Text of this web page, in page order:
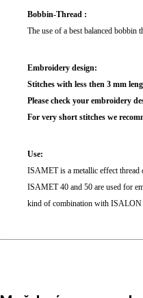
Bobbin-Thread :
The use of a best balanced
Embroidery design:
Stitches with less then 3 mm
Please check your embroidery
For very short stitches we
Use:
ISAMET is a metallic effect thread
ISAMET 40 and 50 are used for
kind of combination with